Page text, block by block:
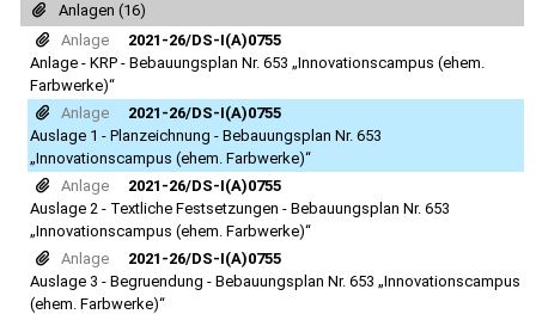
Anlagen (16)
Anlage
2021-26/DS-I(A)0755
Anlage - KRP - Bebauungsplan Nr. 653 „Innovationscampus (ehem.
Farbwerke)“
Anlage
2021-26/DS-I(A)0755
Auslage 1 - Planzeichnung - Bebauungsplan Nr. 653
„Innovationscampus (ehem. Farbwerke)“
Anlage
2021-26/DS-I(A)0755
Auslage 2 - Textliche Festsetzungen - Bebauungsplan Nr. 653
„Innovationscampus (ehem. Farbwerke)“
Anlage
2021-26/DS-I(A)0755
Auslage 3 - Begruendung - Bebauungsplan Nr. 653 „Innovationscampus
(ehem. Farbwerke)“